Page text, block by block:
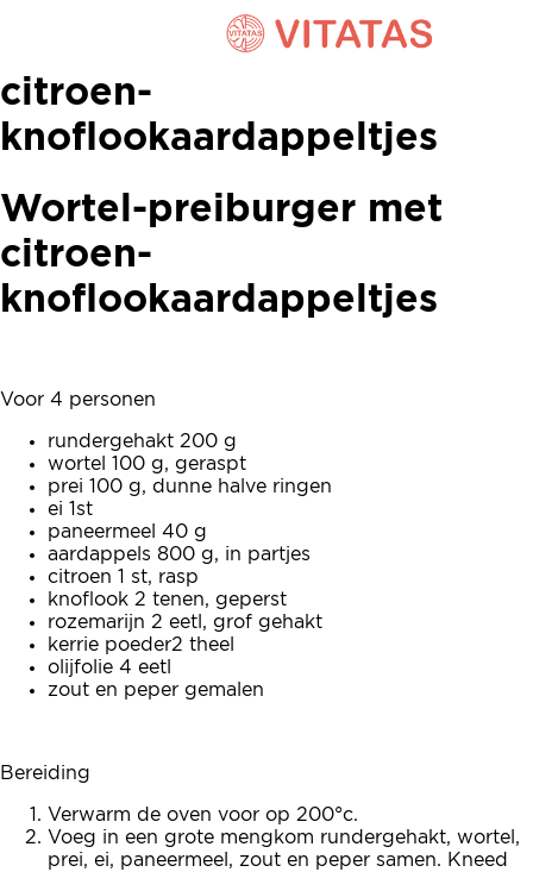
Wortel-preiburger met
citroen-
knoflookaardappeltjes
Wortel-preiburger met
citroen-
knoflookaardappeltjes
Voor 4 personen
rundergehakt 200 g
wortel 100 g, geraspt
prei 100 g, dunne halve ringen
ei 1st
paneermeel 40 g
aardappels 800 g, in partjes
citroen 1 st, rasp
knoflook 2 tenen, geperst
rozemarijn 2 eetl, grof gehakt
kerrie poeder2 theel
olijfolie 4 eetl
zout en peper gemalen
Bereiding
Verwarm de oven voor op 200°c.
Voeg in een grote mengkom rundergehakt, wortel,
prei, ei, paneermeel, zout en peper samen. Kneed